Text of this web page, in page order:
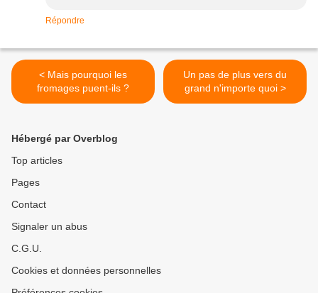
Répondre
< Mais pourquoi les
fromages puent-ils ?
Un pas de plus vers du
grand n'importe quoi >
Hébergé par Overblog
Top articles
Pages
Contact
Signaler un abus
C.G.U.
Cookies et données personnelles